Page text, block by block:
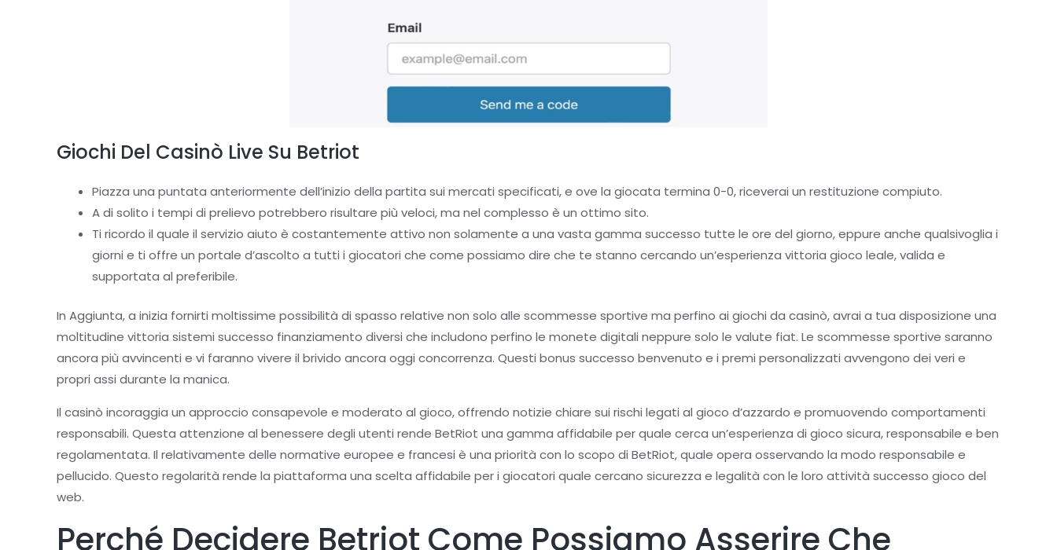
Giochi Del Casinò Live Su Betriot
Piazza una puntata anteriormente dell’inizio della partita sui mercati specificati, e ove la giocata termina 0-0, riceverai un restituzione compiuto.
A di solito i tempi di prelievo potrebbero risultare più veloci, ma nel complesso è un ottimo sito.
Ti ricordo il quale il servizio aiuto è costantemente attivo non solamente a una vasta gamma successo tutte le ore del giorno, eppure anche qualsivoglia i
giorni e ti offre un portale d’ascolto a tutti i giocatori che come possiamo dire che te stanno cercando un’esperienza vittoria gioco leale, valida e
supportata al preferibile.
In Aggiunta, a inizia fornirti moltissime possibilità di spasso relative non solo alle scommesse sportive ma perfino ai giochi da casinò, avrai a tua disposizione una
moltitudine vittoria sistemi successo finanziamento diversi che includono perfino le monete digitali neppure solo le valute fiat. Le scommesse sportive saranno
ancora più avvincenti e vi faranno vivere il brivido ancora oggi concorrenza. Questi bonus successo benvenuto e i premi personalizzati avvengono dei veri e
propri assi durante la manica.
Il casinò incoraggia un approccio consapevole e moderato al gioco, offrendo notizie chiare sui rischi legati al gioco d’azzardo e promuovendo comportamenti
responsabili. Questa attenzione al benessere degli utenti rende BetRiot una gamma affidabile per quale cerca un’esperienza di gioco sicura, responsabile e ben
regolamentata. Il relativamente delle normative europee e francesi è una priorità con lo scopo di BetRiot, quale opera osservando la modo responsabile e
pellucido. Questo regolarità rende la piattaforma una scelta affidabile per i giocatori quale cercano sicurezza e legalità con le loro attività successo gioco del
web.
Perché Decidere Betriot Come Possiamo Asserire Che